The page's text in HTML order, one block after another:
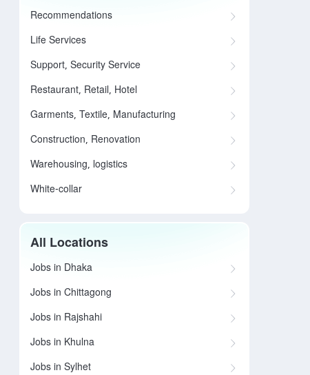
Recommendations
Life Services
Support, Security Service
Restaurant, Retail, Hotel
Garments, Textile, Manufacturing
Construction, Renovation
Warehousing, logistics
White-collar
All Locations
Jobs in Dhaka
Jobs in Chittagong
Jobs in Rajshahi
Jobs in Khulna
Jobs in Sylhet